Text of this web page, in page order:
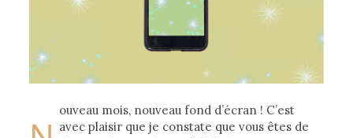
ouveau mois, nouveau fond d’écran ! C’est
avec plaisir que je constate que vous êtes de